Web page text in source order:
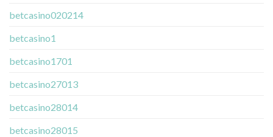
betcasino020214
betcasino1
betcasino1701
betcasino27013
betcasino28014
betcasino28015